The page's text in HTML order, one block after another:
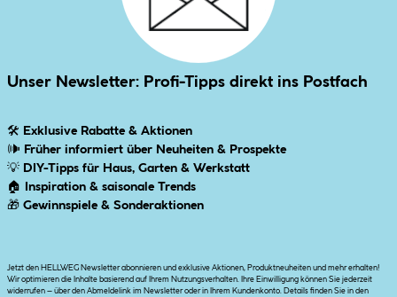
Unser Newsletter: Profi-Tipps direkt ins Postfach
🛠 Exklusive Rabatte & Aktionen
🕪 Früher informiert über Neuheiten & Prospekte
💡 DIY-Tipps für Haus, Garten & Werkstatt
🏠
Inspiration & saisonale Trends
🎁 Gewinnspiele & Sonderaktionen
Jetzt den HELLWEG Newsletter abonnieren und exklusive Aktionen, Produktneuheiten und mehr erhalten!
Wir optimieren die Inhalte basierend auf Ihrem Nutzungsverhalten. Ihre Einwilligung können Sie jederzeit
widerrufen – über den Abmeldelink im Newsletter oder in Ihrem Kundenkonto. Details finden Sie in den